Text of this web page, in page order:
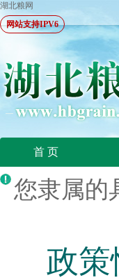
湖北粮网
网站支持IPV6
首 页
您隶属的
政